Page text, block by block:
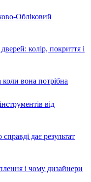
Обліковий
колір, покриття і
коли вона потрібна
від
дає результат
і чому дизайнери